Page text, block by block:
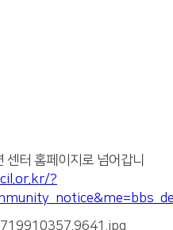
센터 홈페이지로 넘어갑니
?